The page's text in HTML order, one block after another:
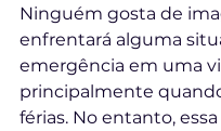
Ninguém gosta de
enfrentará alguma
emergência em uma
principalmente
férias. No entanto,